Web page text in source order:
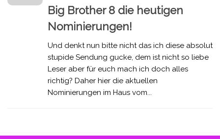
Big Brother 8 die heutigen
Nominierungen!
Und denkt nun bitte nicht das ich diese absolut
stupide Sendung gucke, dem ist nicht so liebe
Leser aber für euch mach ich doch alles
richtig? Daher hier die aktuellen
Nominierungen im Haus vom...